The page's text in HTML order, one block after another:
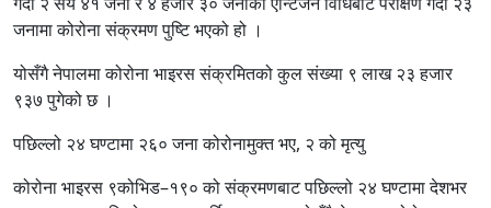
जनामा कोरोना संक्रमण पुष्टि भएको हो ।
योसँगै नेपालमा कोरोना भाइरस संक्रमितको कुल संख्या ९ लाख २३ हजार
९३७ पुगेको छ ।
पछिल्लो २४ घण्टामा २६० जना कोरोनामुक्त भए, २ को मृत्यु
कोरोना भाइरस ९कोभिड–१९० को संक्रमणबाट पछिल्लो २४ घण्टामा देशभर